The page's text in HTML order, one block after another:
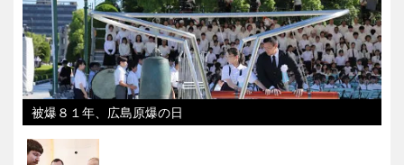
被爆８１年、広島原爆の日